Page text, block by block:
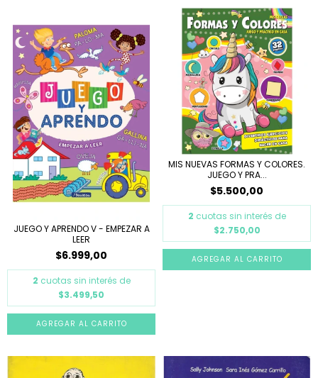
JUEGO Y APRENDO V - EMPEZAR A
LEER
$6.999,00
2 cuotas sin interés de
$3.499,50
MIS NUEVAS FORMAS Y COLORES.
JUEGO Y PRA...
$5.500,00
2 cuotas sin interés de
$2.750,00